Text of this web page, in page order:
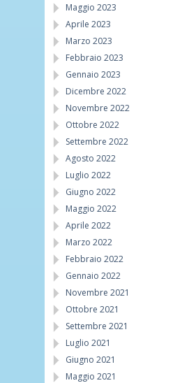
Maggio 2023
Aprile 2023
Marzo 2023
Febbraio 2023
Gennaio 2023
Dicembre 2022
Novembre 2022
Ottobre 2022
Settembre 2022
Agosto 2022
Luglio 2022
Giugno 2022
Maggio 2022
Aprile 2022
Marzo 2022
Febbraio 2022
Gennaio 2022
Novembre 2021
Ottobre 2021
Settembre 2021
Luglio 2021
Giugno 2021
Maggio 2021